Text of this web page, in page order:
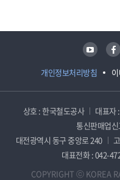
개인정보처리방침
유튜브 페이스북
상호 : 한국철도공사 대표자
통신판매업
대전광역시 동구 중앙로 240
대표전화 : 042-
COPYRIGHT ⓒ KOREA